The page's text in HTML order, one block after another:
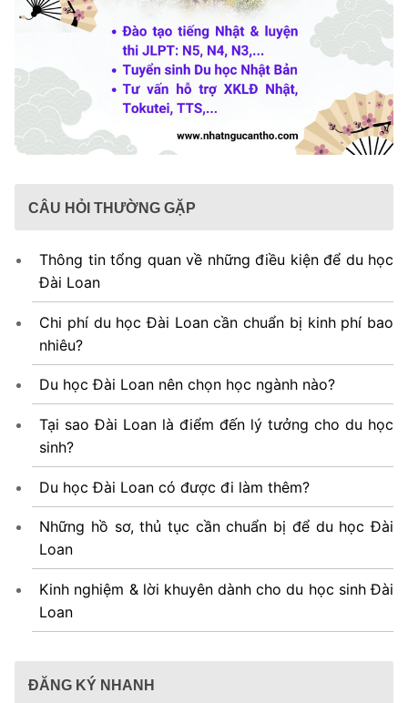
CÂU HỎI THƯỜNG GẶP
Thông tin tổng quan về những điều kiện để du học
Đài Loan
Chi phí du học Đài Loan cần chuẩn bị kinh phí bao
nhiêu?
Du học Đài Loan nên chọn học ngành nào?
Tại sao Đài Loan là điểm đến lý tưởng cho du học
sinh?
Du học Đài Loan có được đi làm thêm?
Những hồ sơ, thủ tục cần chuẩn bị để du học Đài
Loan
Kinh nghiệm & lời khuyên dành cho du học sinh Đài
Loan
ĐĂNG KÝ NHANH